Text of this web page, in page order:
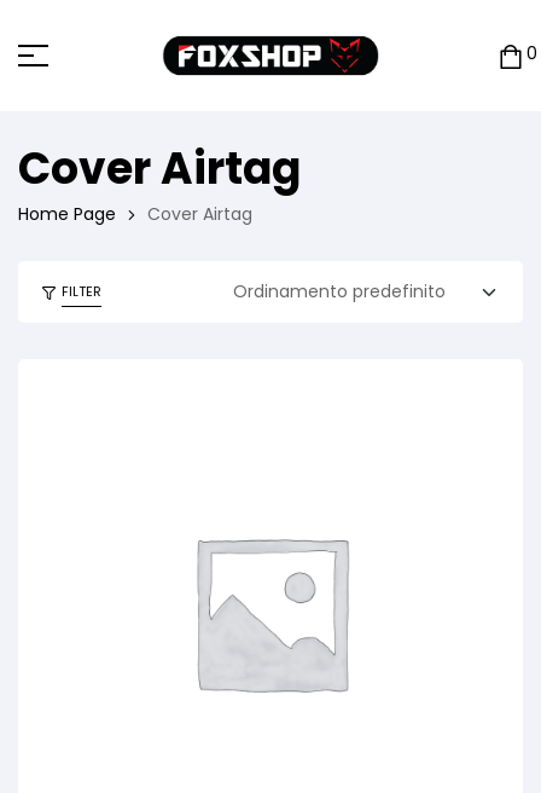
0
Cover Airtag
Home Page Cover Airtag
FILTER